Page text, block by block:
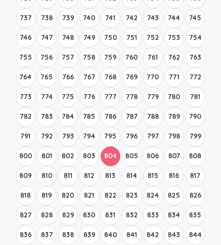
737 738 739 740 741 742 743 744 745
746 747 748 749 750 751 752 753 754
755 756 757 758 759 760 761 762 763
764 765 766 767 768 769 770 771 772
773 774 775 776 777 778 779 780 781
782 783 784 785 786 787 788 789 790
791 792 793 794 795 796 797 798 799
800 801 802 803 804 805 806 807 808
809 810 811 812 813 814 815 816 817
818 819 820 821 822 823 824 825 826
827 828 829 830 831 832 833 834 835
836 837 838 839 840 841 842 843 844